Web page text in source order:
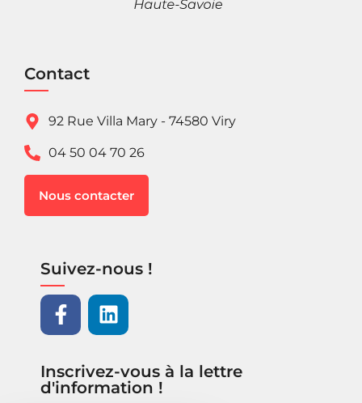
Contact
92 Rue Villa Mary - 74580 Viry
04 50 04 70 26
Nous contacter
Suivez-nous !
Inscrivez-vous à la lettre
d'information !